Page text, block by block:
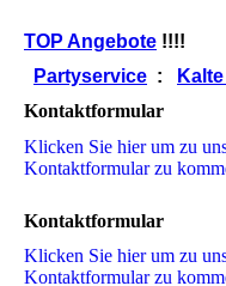
TOP Angebote !!!!
Partyservice :
Kontaktformular
Klicken Sie hier um zu
Kon­takt­for­mu­lar zu
Kontaktformular
Klicken Sie hier um zu
Kon­takt­for­mu­lar zu